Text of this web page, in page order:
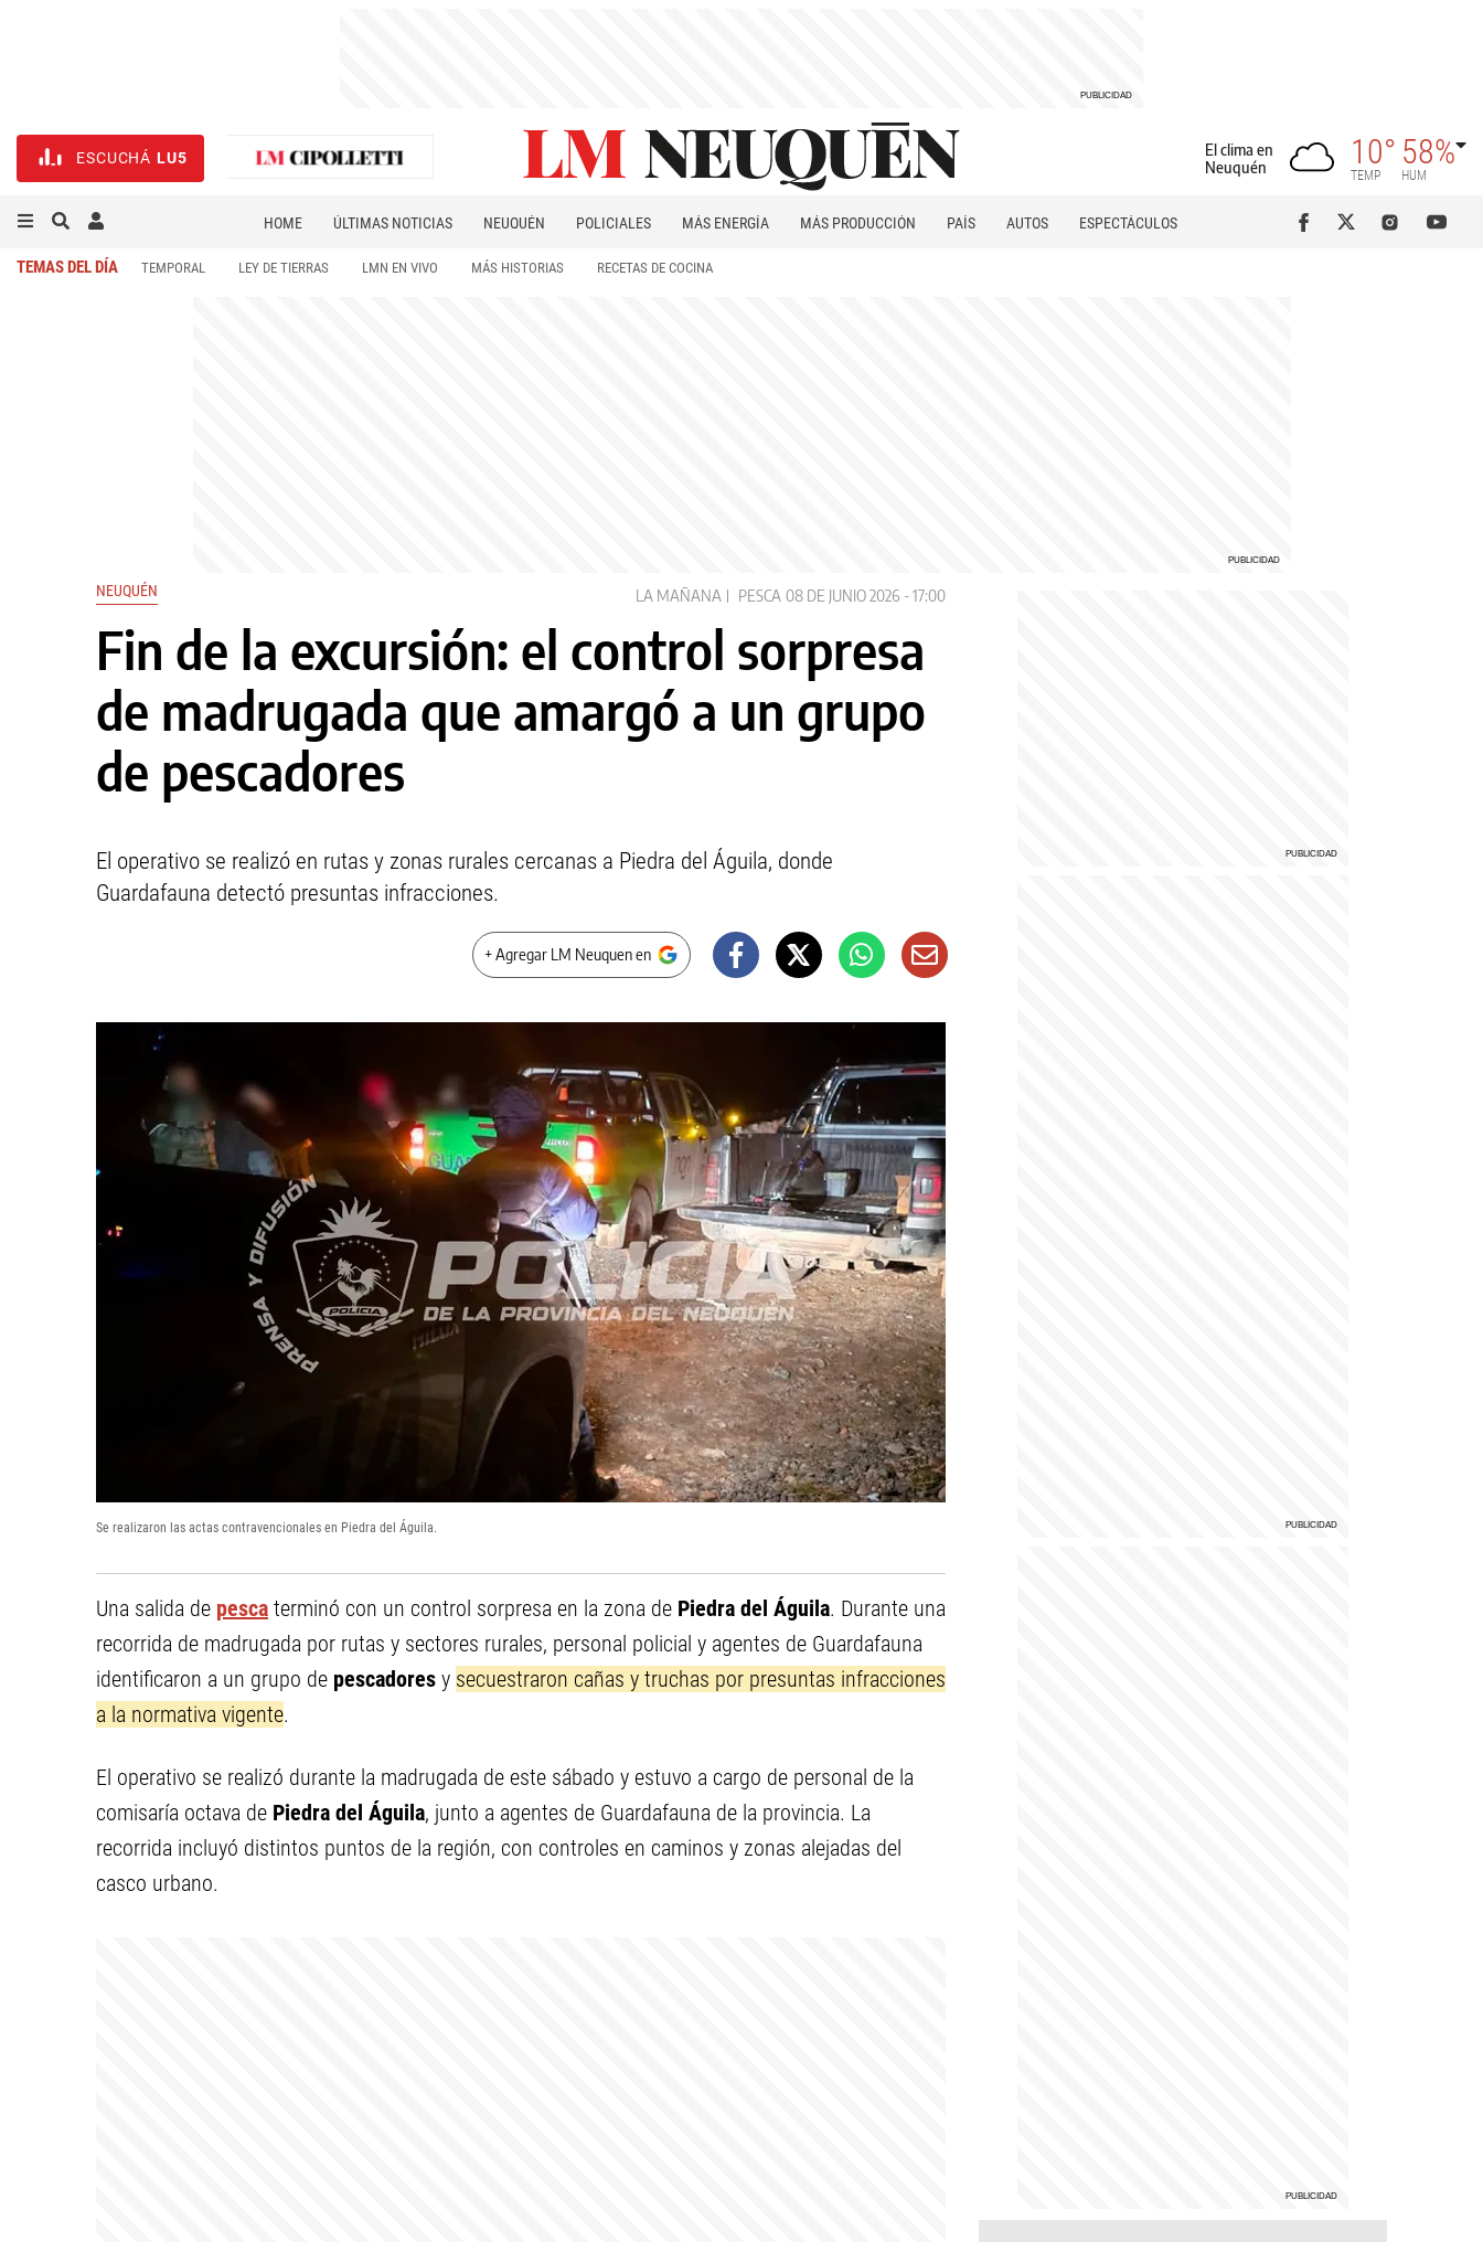
ESCUCHÁ LU5
El clima en
Neuquén
10°
TEMP
58%
HUM
HOME ÚLTIMAS NOTICIAS NEUQUÉN POLICIALES MÁS ENERGÍA MÁS PRODUCCIÓN PAÍS AUTOS
ESPECTÁCULOS
TEMAS DEL DÍA TEMPORAL LEY DE TIERRAS LMN EN VIVO MÁS HISTORIAS RECETAS DE COCINA
NEUQUÉN LA MAÑANA PESCA 08 DE JUNIO 2026 - 17:00
Fin de la excursión: el control sorpresa
de madrugada que amargó a un grupo
de pescadores
El operativo se realizó en rutas y zonas rurales cercanas a Piedra del Águila, donde
Guardafauna detectó presuntas infracciones.
+ Agregar LM Neuquen en
Se realizaron las actas contravencionales en Piedra del Águila.
Una salida de pesca terminó con un control sorpresa en la zona de Piedra del Águila. Durante una
recorrida de madrugada por rutas y sectores rurales, personal policial y agentes de Guardafauna
identificaron a un grupo de pescadores y secuestraron cañas y truchas por presuntas infracciones
a la normativa vigente.
El operativo se realizó durante la madrugada de este sábado y estuvo a cargo de personal de la
comisaría octava de Piedra del Águila, junto a agentes de Guardafauna de la provincia. La
recorrida incluyó distintos puntos de la región, con controles en caminos y zonas alejadas del
casco urbano.